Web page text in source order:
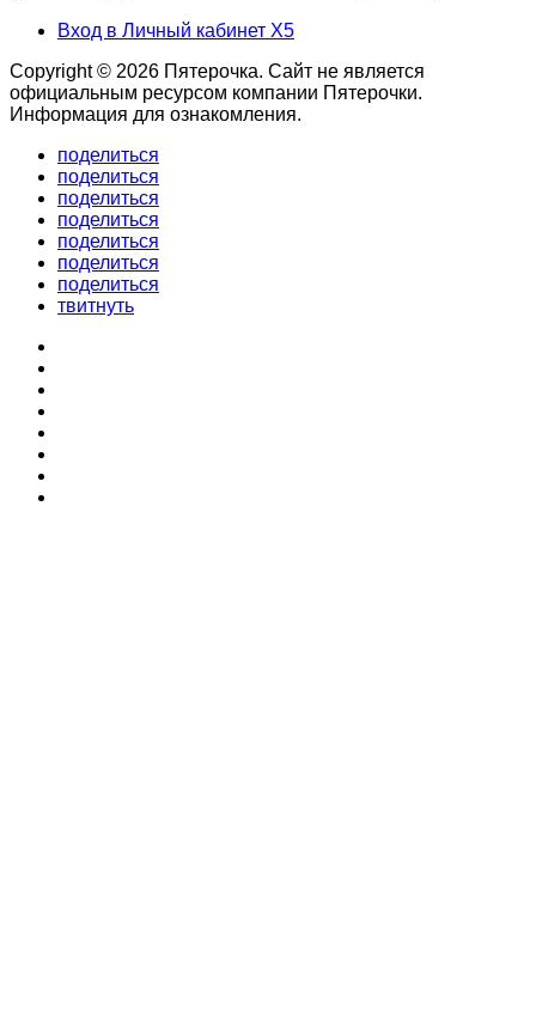
Вход в Личный кабинет X5
Copyright © 2026 Пятерочка. Сайт не является
официальным ресурсом компании Пятерочки.
Информация для ознакомления.
поделиться
поделиться
поделиться
поделиться
поделиться
поделиться
поделиться
твитнуть